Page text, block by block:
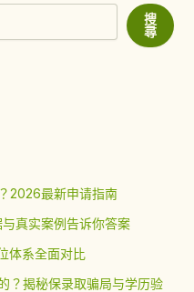
搜
尋
2026最新申请指南
真实案例告诉你答案
体系全面对比
？揭秘保录取骗局与学历验